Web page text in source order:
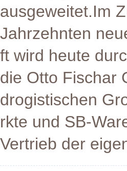
ausgeweitet.Im
Jahrzehnten
ft wird heute
die Otto Fischar
drogistischen
rkte und SB-
Vertrieb der